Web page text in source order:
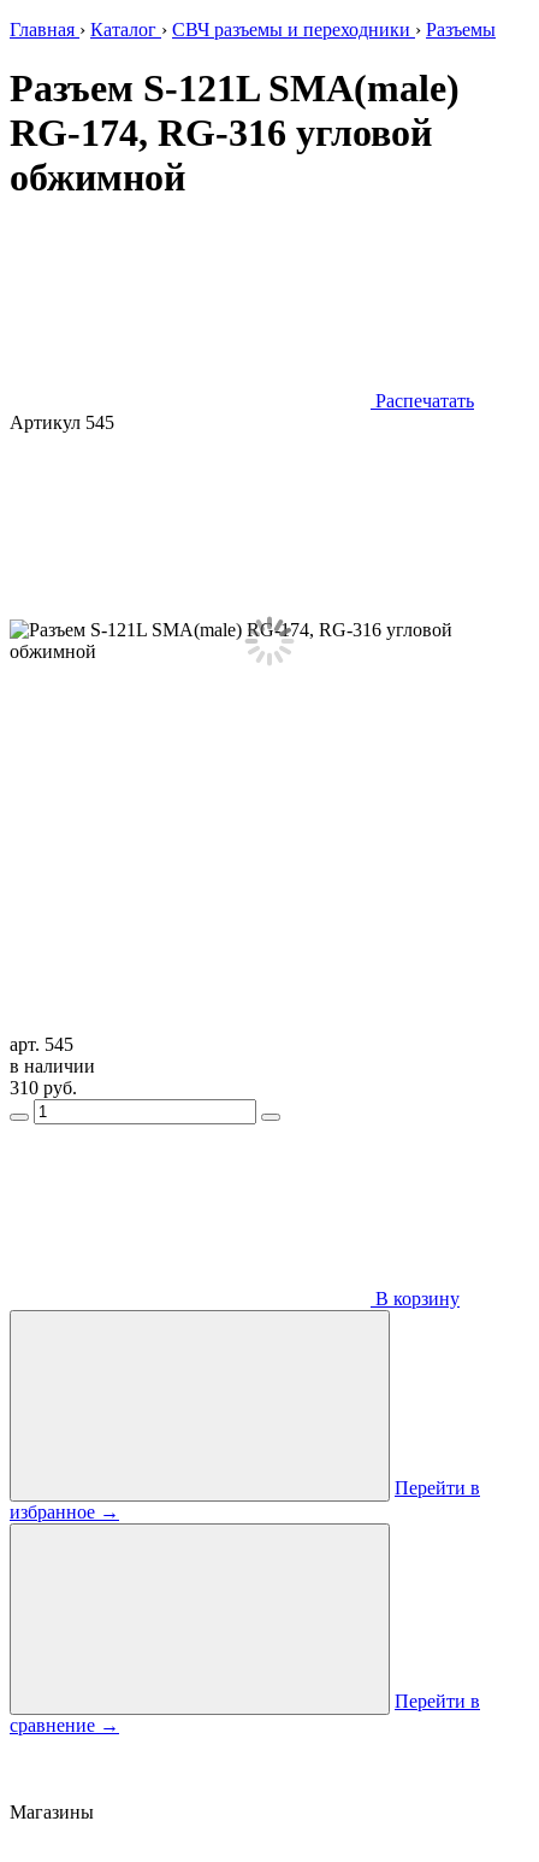
Главная › Каталог › СВЧ разъемы и переходники › Разъемы
Разъем S-121L SMA(male)
RG-174, RG-316 угловой
обжимной
Распечатать
Артикул 545
арт. 545
в наличии
310 руб.
В корзину
Перейти в
избранное →
Перейти в
сравнение →
Магазины